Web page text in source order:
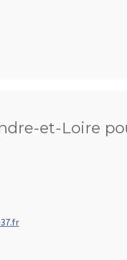
et-Loire